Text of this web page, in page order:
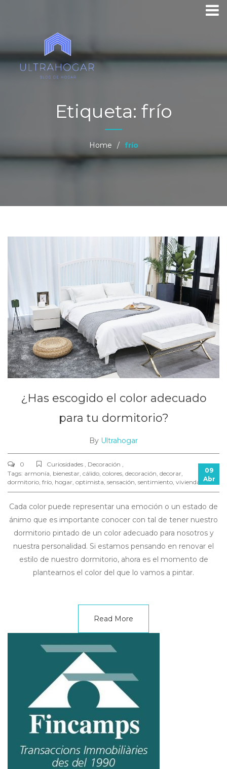
Etiqueta: frío
Home / frío
¿Has escogido el color adecuado
para tu dormitorio?
By Ultrahogar
0
Curiosidades , Decoración ,
Tags: armonía bienestar cálido colores decoración decorar
dormitorio frío hogar optimista sensación sentimiento vivienda
09
Abr
Cada color puede representar una emoción o un estado de
ánimo que es importante conocer con tal de tener nuestro
dormitorio pintado de un color adecuado para nosotros y
nuestra personalidad. Si estamos pensando en renovar el
estilo de nuestro dormitorio, ahora es el momento de
plantearnos el color del que lo vamos a pintar.
Read More